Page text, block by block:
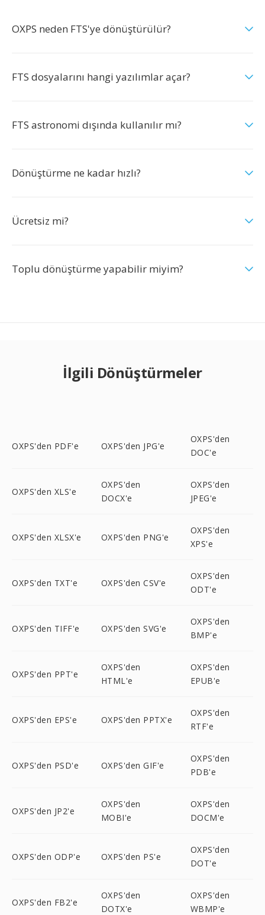
OXPS neden FTS'ye dönüştürülür?
FTS dosyalarını hangi yazılımlar açar?
FTS astronomi dışında kullanılır mı?
Dönüştürme ne kadar hızlı?
Ücretsiz mi?
Toplu dönüştürme yapabilir miyim?
İlgili Dönüştürmeler
OXPS'den PDF'e OXPS'den JPG'e
OXPS'den
DOC'e
OXPS'den XLS'e
OXPS'den
DOCX'e
OXPS'den
JPEG'e
OXPS'den XLSX'e OXPS'den PNG'e
OXPS'den
XPS'e
OXPS'den TXT'e OXPS'den CSV'e
OXPS'den
ODT'e
OXPS'den TIFF'e OXPS'den SVG'e
OXPS'den
BMP'e
OXPS'den PPT'e
OXPS'den
HTML'e
OXPS'den
EPUB'e
OXPS'den EPS'e OXPS'den PPTX'e
OXPS'den
RTF'e
OXPS'den PSD'e OXPS'den GIF'e
OXPS'den
PDB'e
OXPS'den JP2'e
OXPS'den
MOBI'e
OXPS'den
DOCM'e
OXPS'den ODP'e OXPS'den PS'e
OXPS'den
DOT'e
OXPS'den FB2'e
OXPS'den
DOTX'e
OXPS'den
WBMP'e